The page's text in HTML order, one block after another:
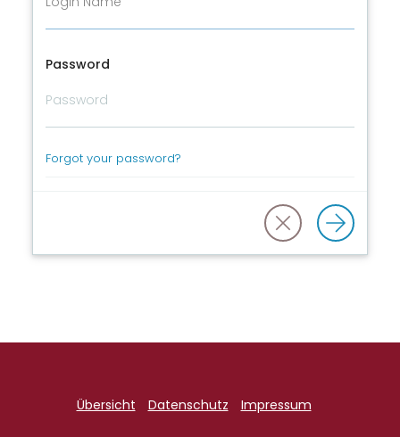
Password
Forgot your password?
Übersicht Datenschutz Impressum